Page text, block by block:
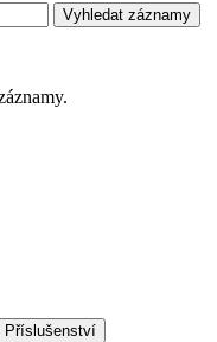
Vyhledat záznamy
Příslušenství